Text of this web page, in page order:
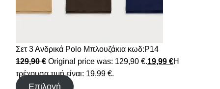
Σετ 3 Ανδρικά Polo Μπλουζάκια κωδ:P14
129,90€ Original price was: 129,90 €.19,99 €Η
τρέχουσα τιμή είναι: 19,99 €.
Επιλογή